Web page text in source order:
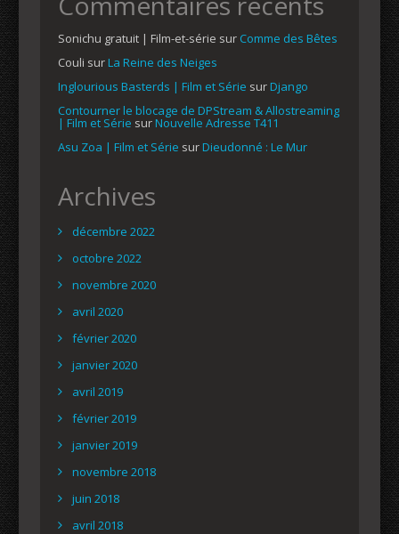
Sonichu gratuit | Film-et-série sur Comme des Bêtes
Couli surLa Reine des Neiges
Inglourious Basterds | Film et Série surDjango
Contourner le blocage de DPStream & Allostreaming
| Film et Série surNouvelle Adresse T411
Asu Zoa | Film et Série surDieudonné : Le Mur
Archives
décembre 2022
octobre 2022
novembre 2020
avril 2020
février 2020
janvier 2020
avril 2019
février 2019
janvier 2019
novembre 2018
juin 2018
avril 2018